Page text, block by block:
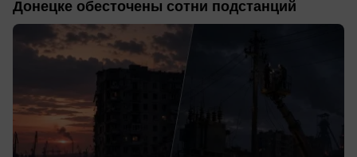
Донецке обесточены сотни подстанций